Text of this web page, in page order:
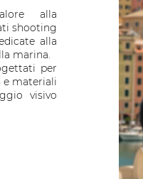
alla
shooting
alla
marina.
per
e materiali
visivo